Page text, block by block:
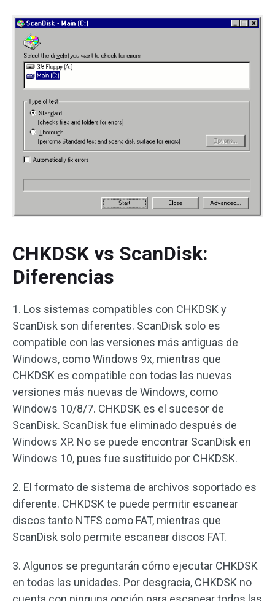
CHKDSK vs ScanDisk:
Diferencias
1. Los sistemas compatibles con CHKDSK y
ScanDisk son diferentes. ScanDisk solo es
compatible con las versiones más antiguas de
Windows, como Windows 9x, mientras que
CHKDSK es compatible con todas las nuevas
versiones más nuevas de Windows, como
Windows 10/8/7. CHKDSK es el sucesor de
ScanDisk. ScanDisk fue eliminado después de
Windows XP. No se puede encontrar ScanDisk en
Windows 10, pues fue sustituido por CHKDSK.
2. El formato de sistema de archivos soportado es
diferente. CHKDSK te puede permitir escanear
discos tanto NTFS como FAT, mientras que
ScanDisk solo permite escanear discos FAT.
3. Algunos se preguntarán cómo ejecutar CHKDSK
en todas las unidades. Por desgracia, CHKDSK no